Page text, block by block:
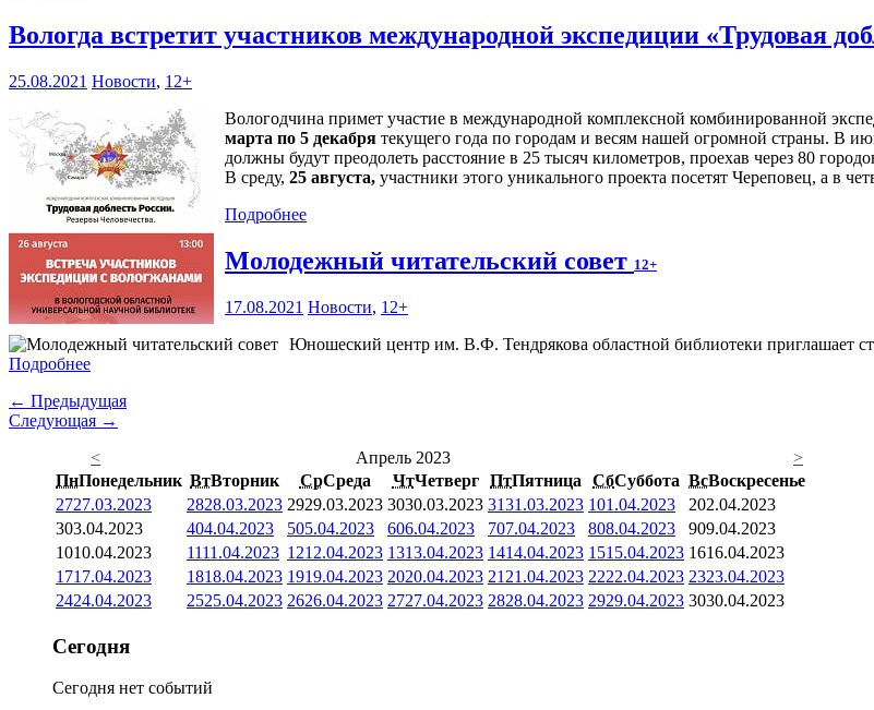
Вологда встретит участников международной экспедиции «Трудовая
25.08.2021 Новости, 12+
Вологодчина примет участие в международной комплексной комбинированной
марта по 5 декабря текущего года по городам и весям нашей огромной страны. В
должны будут преодолеть расстояние в 25 тысяч километров, проехав через 80
В среду, 25 августа, участники этого уникального проекта посетят Череповец, а в
Подробнее
Молодежный читательский совет 12+
17.08.2021 Новости, 12+
Юношеский центр им. В.Ф. Тендрякова областной библиотеки приглашает
Подробнее
← Предыдущая
Следующая →
<
Апрель 2023
>
ПнПонедельник ВтВторник СрСреда ЧтЧетверг ПтПятница СбСуббота ВсВоскресенье
2727.03.2023 2828.03.2023 2929.03.2023 3030.03.2023 3131.03.2023 101.04.2023 202.04.2023
303.04.2023 404.04.2023 505.04.2023 606.04.2023 707.04.2023 808.04.2023 909.04.2023
1010.04.2023 1111.04.2023 1212.04.2023 1313.04.2023 1414.04.2023 1515.04.2023 1616.04.2023
1717.04.2023 1818.04.2023 1919.04.2023 2020.04.2023 21 21.04.2023 2222.04.2023 2323.04.2023
2424.04.2023 2525.04.2023 2626.04.2023 2727.04.2023 2828.04.2023 2929.04.2023 3030.04.2023
Сегодня
Сегодня нет событий